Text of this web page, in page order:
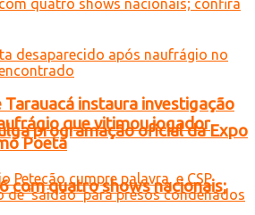
programação oficial da Expo
com quatro shows nacionais;
Tarauacá instaura investigação
que vitimou jogador
Poeta